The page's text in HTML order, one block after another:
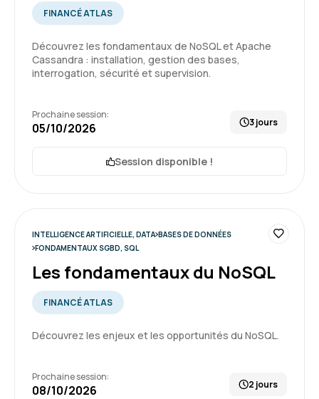
et la pratique
Formation : IA générative, travaillez 3 fois plus vite
Yvan R.
FINANCÉ ATLAS
Découvrez les fondamentaux de NoSQL et Apache
Cassandra : installation, gestion des bases,
interrogation, sécurité et supervision.
Prochaine session:
05/10/2026 3 jours
Session disponible !
INTELLIGENCE ARTIFICIELLE, DATA BASES DE DONNÉES
FONDAMENTAUX SGBD, SQL
Les fondamentaux du NoSQL
FINANCÉ ATLAS
Découvrez les enjeux et les opportunités du NoSQL.
Prochaine session:
08/10/2026 2 jours